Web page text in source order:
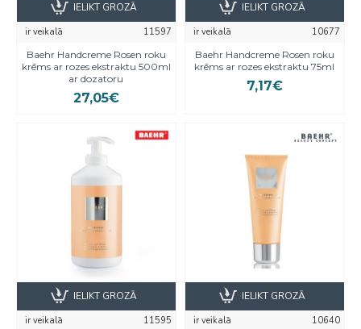
ir veikalā
11597
Baehr Handcreme Rosen roku
krēms ar rozes ekstraktu 500ml
ar dozatoru
27,05€
IELIKT GROZĀ
ir veikalā
10677
Baehr Handcreme Rosen roku
krēms ar rozes ekstraktu 75ml
7,17€
IELIKT GROZĀ
ir veikalā
11595
IELIKT GROZĀ
ir veikalā
10640
IELIKT GROZĀ